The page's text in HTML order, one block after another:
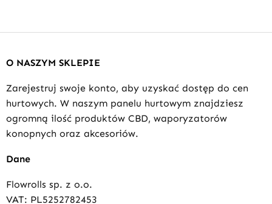
O NASZYM SKLEPIE
Zarejestruj swoje konto, aby uzyskać dostęp do cen
hurtowych. W naszym panelu hurtowym znajdziesz
ogromną ilość produktów CBD, waporyzatorów
konopnych oraz akcesoriów.
Dane
Flowrolls sp. z o.o.
VAT: PL5252782453